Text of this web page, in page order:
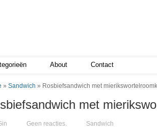
About Contact
» Sandwich » Rosbiefsandwich met
met
Geen reacties. Sandwich